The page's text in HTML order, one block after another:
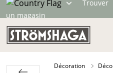
Trouver
un magasin
Décoration